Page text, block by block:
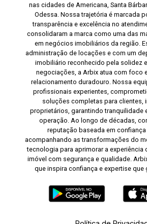
nas cidades de Americana, Santa
Odessa. Nossa trajetória é marcada
transparência e excelência no
consolidaram a marca como uma das
em negócios imobiliários da região.
administração de locações e com um
imobiliário reconhecido pela solidez
negociações, a Arbix atua com foco
relacionamento duradouro. Nossa
profissionais experientes,
soluções completas para clientes,
proprietários, garantindo tranquilidade
operação. Ao longo de décadas,
reputação baseada em confiança
acompanhando as transformações do
tecnologia para aprimorar a experiência
imóvel com segurança e qualidade.
que inspira confiança e expertise que